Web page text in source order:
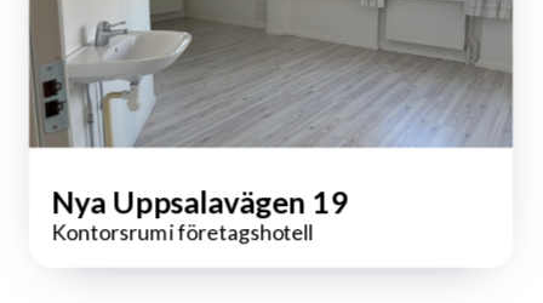
Nya Uppsalavägen 19
Kontorsrum i företagshotell